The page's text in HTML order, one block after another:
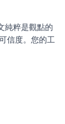
純粹是觀點的
信度。您的工